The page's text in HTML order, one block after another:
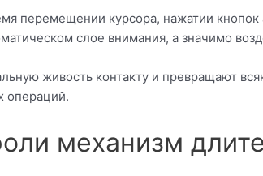
перемещении курсора, нажатии
слое внимания, а значимо
живость контакту и превращают
операций.
механизм